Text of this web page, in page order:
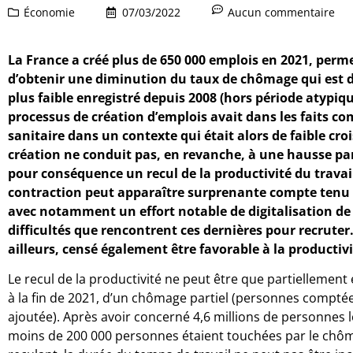
Économie 07/03/2022 Aucun commentaire
La France a créé plus de 650 000 emplois en 2021,
d’obtenir une diminution du taux de chômage qui est
plus faible enregistré depuis 2008 (hors période
processus de création d’emplois avait dans les faits
sanitaire dans un contexte qui était alors de faible
création ne conduit pas, en revanche, à une hausse
pour conséquence un recul de la productivité du
contraction peut apparaître surprenante compte tenu
avec notamment un effort notable de digitalisation de
difficultés que rencontrent ces dernières pour
ailleurs, censé également être favorable à la
Le recul de la productivité ne peut être que
à la fin de 2021, d’un chômage partiel (personnes
ajoutée). Après avoir concerné 4,6 millions de
moins de 200 000 personnes étaient touchées par le